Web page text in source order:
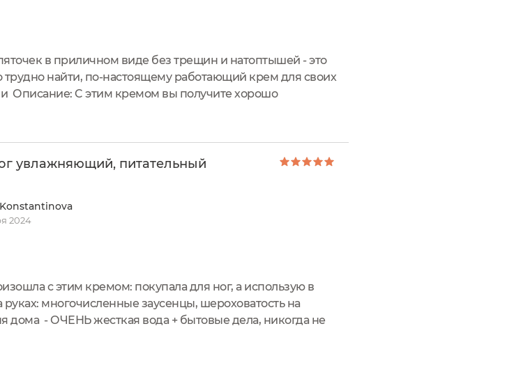
в приличном виде без трещин и натоптышей - это
трудно найти, по-настоящему работающий крем для своих
Описание: C этим кремом вы получите хорошо
увлажняющий, питательный
2024
с этим кремом: покупала для ног, а использую в
многочисленные заусенцы, шероховатость на
дома - ОЧЕНЬ жесткая вода + бытовые дела, никогда не